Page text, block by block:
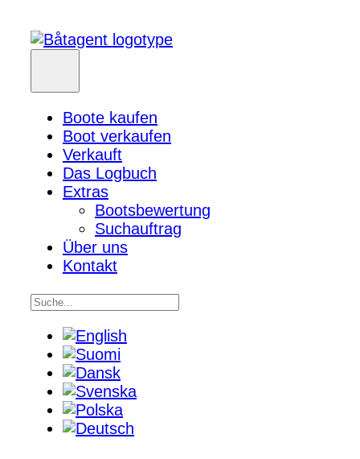
Boote kaufen
Boot verkaufen
Verkauft
Das Logbuch
Extras
Bootsbewertung
Suchauftrag
Über uns
Kontakt